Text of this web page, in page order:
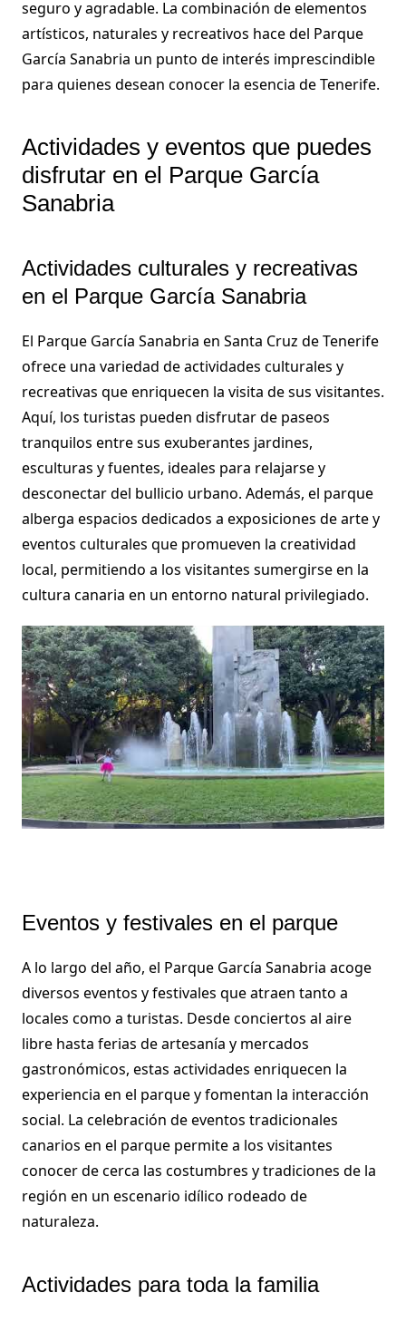
seguro y agradable. La combinación de elementos
artísticos, naturales y recreativos hace del Parque
García Sanabria un punto de interés imprescindible
para quienes desean conocer la esencia de Tenerife.
Actividades y eventos que puedes
disfrutar en el Parque García
Sanabria
Actividades culturales y recreativas
en el Parque García Sanabria
El Parque García Sanabria en Santa Cruz de Tenerife
ofrece una variedad de actividades culturales y
recreativas que enriquecen la visita de sus visitantes.
Aquí, los turistas pueden disfrutar de paseos
tranquilos entre sus exuberantes jardines,
esculturas y fuentes, ideales para relajarse y
desconectar del bullicio urbano. Además, el parque
alberga espacios dedicados a exposiciones de arte y
eventos culturales que promueven la creatividad
local, permitiendo a los visitantes sumergirse en la
cultura canaria en un entorno natural privilegiado.
Eventos y festivales en el parque
A lo largo del año, el Parque García Sanabria acoge
diversos eventos y festivales que atraen tanto a
locales como a turistas. Desde conciertos al aire
libre hasta ferias de artesanía y mercados
gastronómicos, estas actividades enriquecen la
experiencia en el parque y fomentan la interacción
social. La celebración de eventos tradicionales
canarios en el parque permite a los visitantes
conocer de cerca las costumbres y tradiciones de la
región en un escenario idílico rodeado de
naturaleza.
Actividades para toda la familia